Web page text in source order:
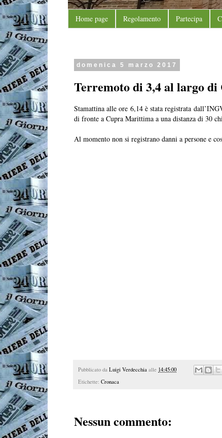
Home page Regolamento Partecipa
domenica 5 marzo 2017
Terremoto di 3,4 al largo
Stamattina alle ore 6,14 è stata registrata
di fronte a Cupra Marittima a una distanza di 30
Al momento non si registrano danni a persone e
Pubblicato da Luigi Verdecchia alle 14:45:00
Etichette: Cronaca
Nessun commento: